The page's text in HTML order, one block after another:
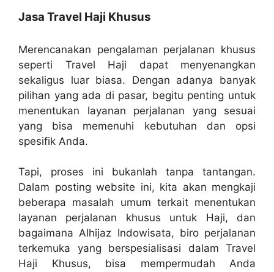
Jasa Travel Haji Khusus
Merencanakan pengalaman perjalanan khusus
seperti Travel Haji dapat menyenangkan
sekaligus luar biasa. Dengan adanya banyak
pilihan yang ada di pasar, begitu penting untuk
menentukan layanan perjalanan yang sesuai
yang bisa memenuhi kebutuhan dan opsi
spesifik Anda.
Tapi, proses ini bukanlah tanpa tantangan.
Dalam posting website ini, kita akan mengkaji
beberapa masalah umum terkait menentukan
layanan perjalanan khusus untuk Haji, dan
bagaimana Alhijaz Indowisata, biro perjalanan
terkemuka yang berspesialisasi dalam Travel
Haji Khusus, bisa mempermudah Anda